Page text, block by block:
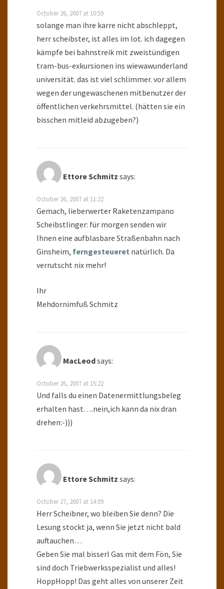
October 26, 2007 at 10:59
solange man ihre karre nicht abschleppt,
herr scheibster, ist alles im lot. ich dagegen
kämpfe bei bahnstreik mit zweistündigen
tram-bus-exkursionen ins wiewawunderland
universität. das ist viel schlimmer. vor allem
wegen der ungewaschenen mitbenutzer der
öffentlichen verkehrsmittel. (hätten sie ein
bisschen mitleid abzugeben?)
Ettore Schmitz says:
October 26, 2007 at 11:22
Gemach, lieberwerter Raketenzampano
Scheibstlinger: für morgen senden wir
Ihnen eine aufblasbare Straßenbahn nach
Ginsheim, ferngesteueret natürlich. Da
verrutscht nix mehr!
Ihr
Mehdornimfuß Schmitz
MacLeodsays:
October 26, 2007 at 15:22
Und falls du einen Datenermittlungsbeleg
erhalten hast….nein,ich kann da nix dran
drehen:-)))
Ettore Schmitz says:
October 27, 2007 at 14:09
Herr Scheibner, wo bleiben Sie denn? Die
Lesung stockt ja, wenn Sie jetzt nicht bald
auftauchen…
Geben Sie mal bisserl Gas mit dem Fön, Sie
sind doch Triebwerksspezialist und alles!
HoppHopp! Das geht alles von unserer Zeit